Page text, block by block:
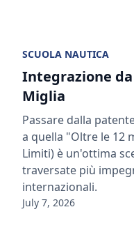
SCUOLA NAUTICA
Integrazione
Miglia
Passare dalla
a quella "Oltre le 12
Limiti) è un'ottima
traversate più
internazionali.
July 7, 2026